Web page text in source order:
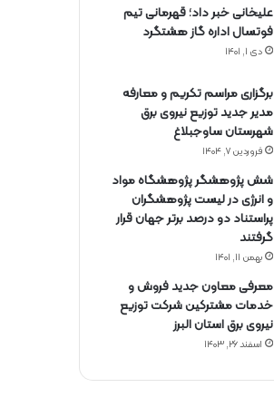
علیخانی خبر داد؛ قهرمانی تیم
فوتسال اداره گاز هشتگرد
دی ۱, ۱۴۰۱
برگزاری مراسم تكریم و معارفه
مدیر جدید توزیع نیروی برق
شهرستان ساوجبلاغ
فروردین ۷, ۱۴۰۴
شش پژوهشگر پژوهشگاه مواد
و انرژی در لیست پژوهشگران
پراستناد دو درصد برتر جهان قرار
گرفتند
بهمن ۱۱, ۱۴۰۱
معرفی معاون جدید فروش و
خدمات مشتركین شركت توزیع
نیروی برق استان البرز
اسفند ۲۶, ۱۴۰۳